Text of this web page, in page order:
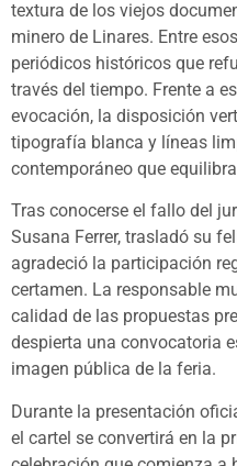
textura de los viejos
minero de Linares. Entre
periódicos históricos que
través del tiempo. Frente a
evocación, la disposición
tipografía blanca y líneas
contemporáneo que
Tras conocerse el fallo del
Susana Ferrer, trasladó su
agradeció la participación
certamen. La responsable
calidad de las propuestas
despierta una convocatoria
imagen pública de la feria.
Durante la presentación
el cartel se convertirá en la